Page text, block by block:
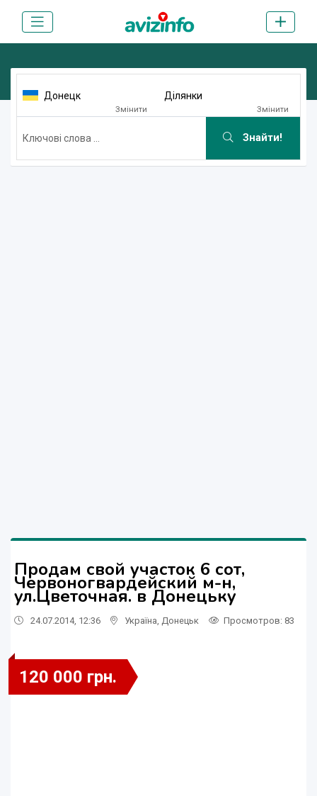
Донецк
Змінити
Ділянки
Змінити
Знайти!
Продам свой участок 6 сот,
Червоногвардейский м-н,
ул.Цветочная. в Донецьку
24.07.2014, 12:36 Україна Донецьк Просмотров: 83
120 000 грн.